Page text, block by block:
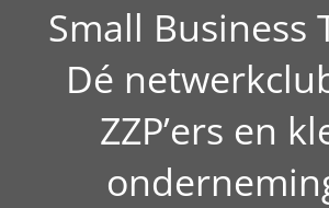
Small Business
Dé
ZZP’ers en